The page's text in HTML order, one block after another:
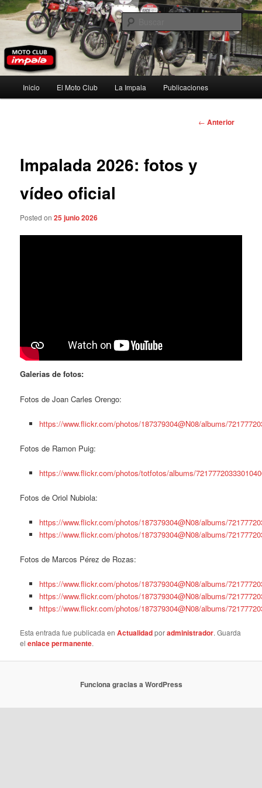
Ir
al
contenido
principalMoto Club Impala
principal
Inicio El Moto Club La Impala Publicaciones
Navegación
← Anterior
Impalada 2026: fotos y
vídeo oficial
Posted on25 junio 2026
Galerias de fotos:
Fotos de Joan Carles Orengo:
https://www.flickr.com/photos/187379304@N08/albums/
Fotos de Ramon Puig:
https://www.flickr.com/photos/totfotos/albums/
Fotos de Oriol Nubiola:
https://www.flickr.com/photos/187379304@N08/albums/
https://www.flickr.com/photos/187379304@N08/albums/
Fotos de Marcos Pérez de Rozas:
https://www.flickr.com/photos/187379304@N08/albums/
https://www.flickr.com/photos/187379304@N08/albums/
https://www.flickr.com/photos/187379304@N08/albums/
Esta entrada fue publicada enActualidadporadministrador. Guarda
elenlace permanente.
Funciona gracias a WordPress